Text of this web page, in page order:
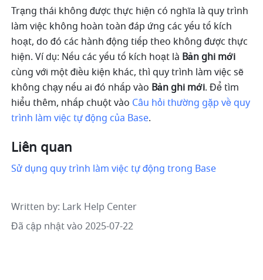
Trạng thái không được thực hiện có nghĩa là quy trình
làm việc không hoàn toàn đáp ứng các yếu tố kích
hoạt, do đó các hành động tiếp theo không được thực
hiện. Ví dụ: Nếu các yếu tố kích hoạt là Bản ghi mới
cùng với một điều kiện khác, thì quy trình làm việc sẽ
không chạy nếu ai đó nhấp vào Bản ghi mới. Để tìm
hiểu thêm, nhấp chuột vào Câu hỏi thường gặp về quy
trình làm việc tự động của Base.
Liên quan
Sử dụng quy trình làm việc tự động trong Base
Written by: Lark Help Center
Đã cập nhật vào 2025-07-22